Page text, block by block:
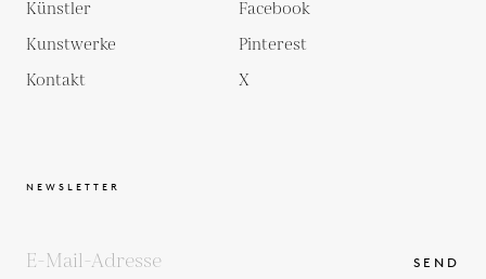
Künstler
Kunstwerke
Kontakt
Facebook
Pinterest
X
NEWSLETTER
SEND